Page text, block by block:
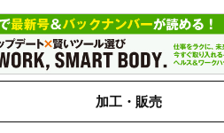
加工・販売